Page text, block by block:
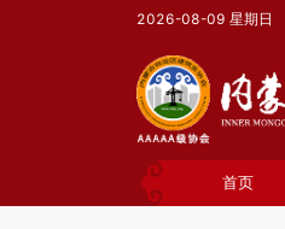
2026-08-09 星期日
首页